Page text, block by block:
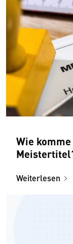
Wie
Weiterlesen